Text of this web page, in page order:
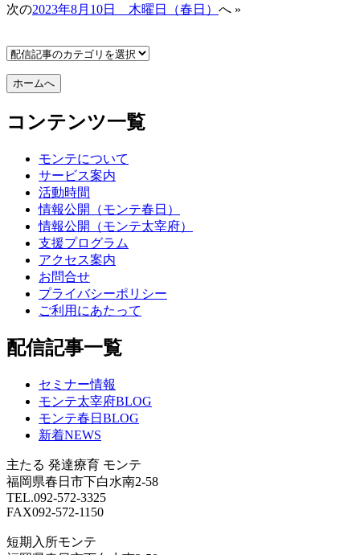
次の2023年8月10日 木曜日（春日） へ »
コンテンツ一覧
モンテについて
サービス案内
活動時間
情報公開（モンテ春日）
情報公開（モンテ太宰府）
支援プログラム
アクセス案内
お問合せ
プライバシーポリシー
ご利用にあたって
配信記事一覧
セミナー情報
モンテ太宰府BLOG
モンテ春日BLOG
新着NEWS
主たる 発達療育 モンテ
福岡県春日市下白水南2-58
TEL.092-572-3325
FAX092-572-1150
短期入所モンテ